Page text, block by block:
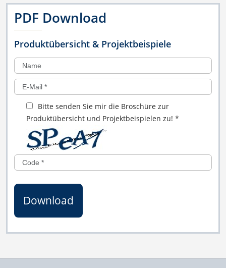
PDF Download
Produktübersicht & Projektbeispiele
Bitte senden Sie mir die Broschüre zur
Produktübersicht und Projektbeispielen zu! *
Download